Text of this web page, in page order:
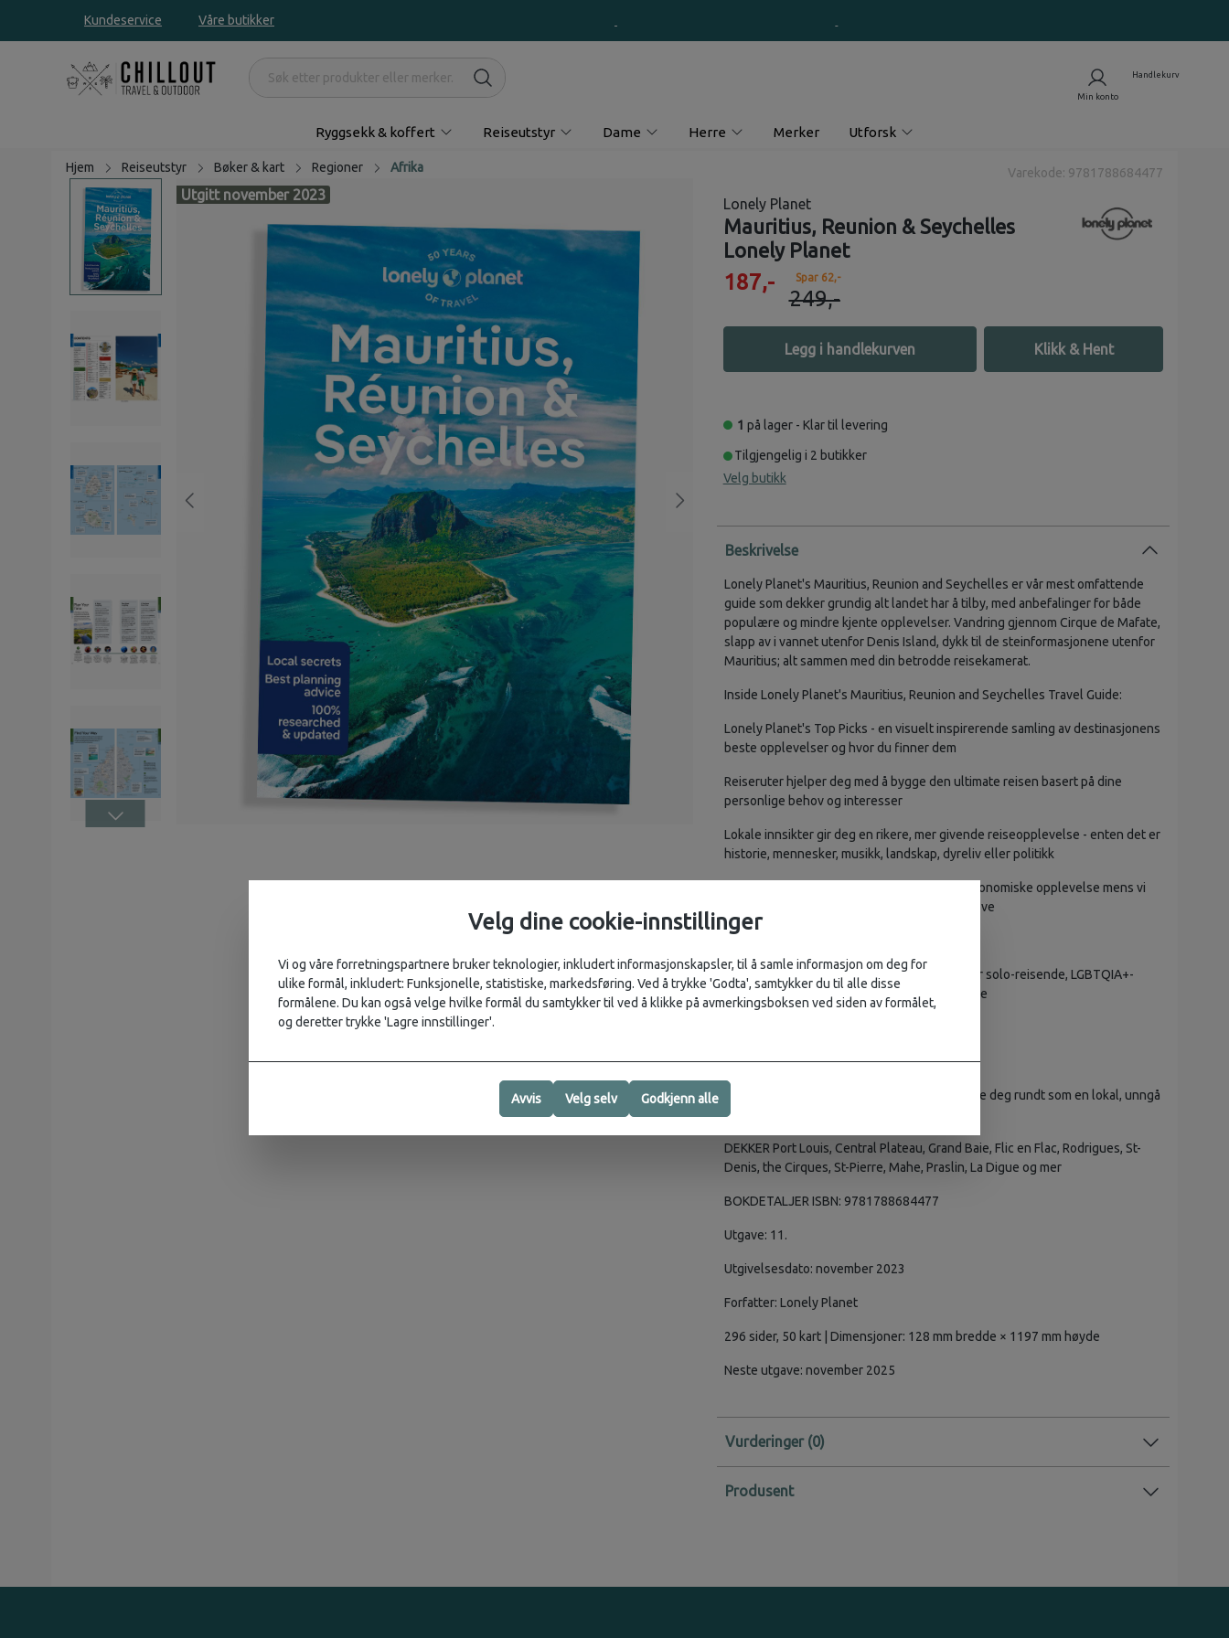
Kundeservice Våre butikker
Ryggsekk & koffert Reiseutstyr Dame Herre Merker Utforsk
Hjem Reiseutstyr Bøker & kart Regioner Afrika
Utgitt november 2023
Varekode: 9781788684477
Lonely Planet
Mauritius, Reunion & Seychelles
Lonely Planet
187,- Spar 62,-
249,-
Legg i handlekurven Klikk & Hent
1 på lager - Klar til levering
Tilgjengelig i 2 butikker
Velg butikk
Beskrivelse
Lonely Planet's Mauritius, Reunion and Seychelles er vår mest omfattende
guide som dekker grundig alt landet har å tilby, med anbefalinger for både
populære og mindre kjente opplevelser. Vandring gjennom Cirque de Mafate,
slapp av i vannet utenfor Denis Island, dykk til de steinformasjonene utenfor
Mauritius; alt sammen med din betrodde reisekamerat.
Inside Lonely Planet's Mauritius, Reunion and Seychelles Travel Guide:
Lonely Planet's Top Picks - en visuelt inspirerende samling av destinasjonens
beste opplevelser og hvor du finner dem
Reiseruter hjelper deg med å bygge den ultimate reisen basert på dine
personlige behov og interesser
Lokale innsikter gir deg en rikere, mer givende reiseopplevelse - enten det er
historie, mennesker, musikk, landskap, dyreliv eller politikk
Spise og drikke - få mest mulig ut av din gastronomiske opplevelse mens vi
avslører regionale retter og drikker du må prøve
Verktøysett - alle planleggingsverktøyene for solo-reisende, LGBTQIA+-
reisende, familie-reisende og tilgjengelig reise
Språk - essensielle fraser og språktips
Insidertips for å spare tid og penger og komme deg rundt som en lokal, unngå
folkemengder og problemområder
DEKKER Port Louis, Central Plateau, Grand Baie, Flic en Flac, Rodrigues, St-
Denis, the Cirques, St-Pierre, Mahe, Praslin, La Digue og mer
BOKDETALJER ISBN: 9781788684477
Utgave: 11.
Utgivelsesdato: november 2023
Forfatter: Lonely Planet
296 sider, 50 kart | Dimensjoner: 128 mm bredde × 1197 mm høyde
Neste utgave: november 2025
Vurderinger
Produsent
Velg dine cookie-innstillinger
Vi og våre forretningspartnere bruker teknologier, inkludert informasjonskapsler, til å samle informasjon om deg for
ulike formål, inkludert: Funksjonelle, statistiske, markedsføring. Ved å trykke 'Godta', samtykker du til alle disse
formålene. Du kan også velge hvilke formål du samtykker til ved å klikke på avmerkingsboksen ved siden av formålet,
og deretter trykke 'Lagre innstillinger'.
Avvis Velg selv Godkjenn alle